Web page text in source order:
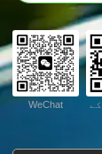
WeChat